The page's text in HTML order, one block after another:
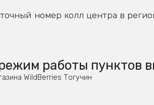
номер колл центра в
работы пунктов
WildBerries Тогучин